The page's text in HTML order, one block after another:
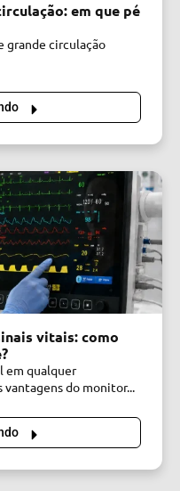
em que pé
grande circulação
vitais: como
em qualquer
do monitor...